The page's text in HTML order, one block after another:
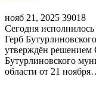
нояб 21, 2025 39018
Сегодня исполнилось
Герб
утверждён решением
Бутурлиновского
области от 21